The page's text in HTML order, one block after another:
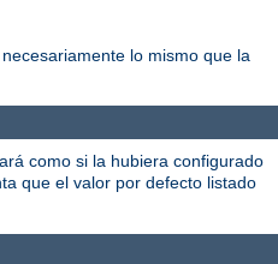
lo mismo que la
como si la hubiera configurado
que el valor por defecto listado